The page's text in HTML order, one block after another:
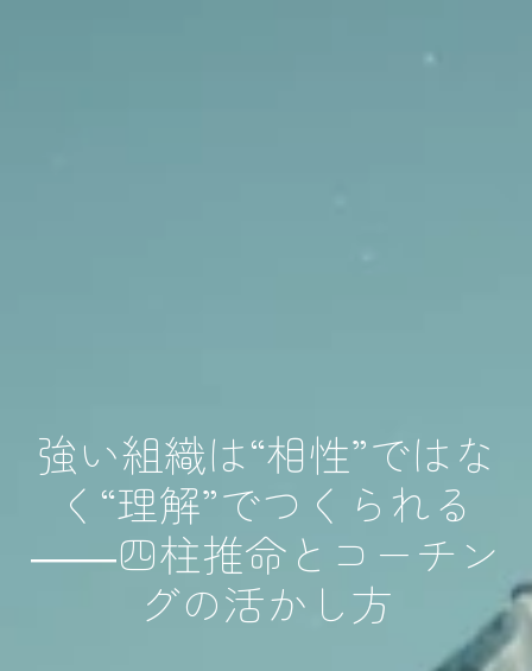
強い組織は“相性”ではな
く“理解”でつくられる
――四柱推命とコーチン
グの活かし方